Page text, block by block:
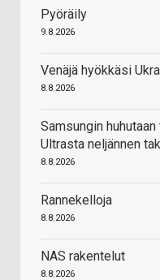
Pyöräily
9.8.2026
Venäjä hyökkäsi
8.8.2026
Samsungin
Ultrasta neljännen
8.8.2026
Rannekelloja
8.8.2026
NAS rakentelut
8.8.2026